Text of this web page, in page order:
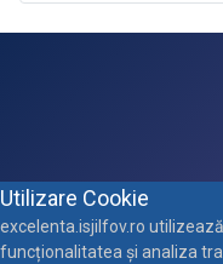
Utilizare Cookie
excelenta.isjilfov.ro
funcționalitatea și analiza